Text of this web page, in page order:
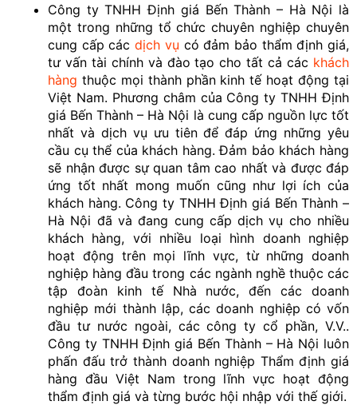
Công ty TNHH Định giá Bến Thành – Hà Nội là
một trong những tổ chức chuyên nghiệp chuyên
cung cấp cácdịch vụ có đảm bảo thẩm định giá,
tư vấn tài chính và đào tạo cho tất cả các khách
hàng thuộc mọi thành phần kinh tế hoạt động tại
Việt Nam. Phương châm của Công ty TNHH Định
giá Bến Thành – Hà Nội là cung cấp nguồn lực tốt
nhất và dịch vụ ưu tiên để đáp ứng những yêu
cầu cụ thể của khách hàng. Đảm bảo khách hàng
sẽ nhận được sự quan tâm cao nhất và được đáp
ứng tốt nhất mong muốn cũng như lợi ích của
khách hàng. Công ty TNHH Định giá Bến Thành –
Hà Nội đã và đang cung cấp dịch vụ cho nhiều
khách hàng, với nhiều loại hình doanh nghiệp
hoạt động trên mọi lĩnh vực, từ những doanh
nghiệp hàng đầu trong các ngành nghề thuộc các
tập đoàn kinh tế Nhà nước, đến các doanh
nghiệp mới thành lập, các doanh nghiệp có vốn
đầu tư nước ngoài, các công ty cổ phần, V.V..
Công ty TNHH Định giá Bến Thành – Hà Nội luôn
phấn đấu trở thành doanh nghiệp Thẩm định giá
hàng đầu Việt Nam trong lĩnh vực hoạt động
thẩm định giá và từng bước hội nhập với thế giới.